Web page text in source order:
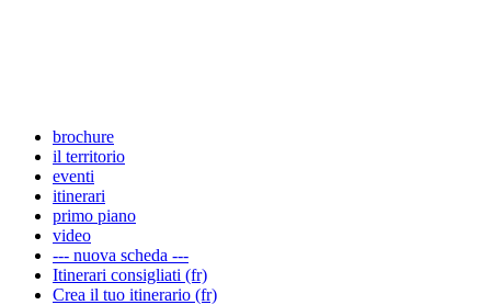
brochure
il territorio
eventi
itinerari
primo piano
video
--- nuova scheda ---
Itinerari consigliati (fr)
Crea il tuo itinerario (fr)